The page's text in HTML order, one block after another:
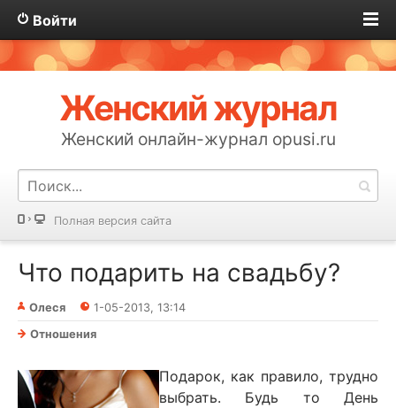
Войти
Женский журнал
Женский онлайн-журнал opusi.ru
Полная версия сайта
Что подарить на свадьбу?
Олеся
1-05-2013, 13:14
Отношения
Подарок, как правило, трудно
выбрать. Будь то День